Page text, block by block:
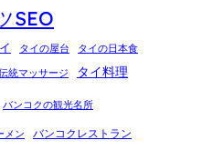
SEO
タイの屋台 タイの日本食
統マッサージ タイ料理
バンコクの観光名所
メン バンコクレストラン